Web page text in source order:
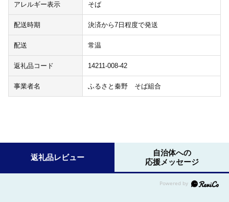
アレルギー表示 そば
配送時期 決済から7日程度で発送
配送 常温
返礼品コード 14211-008-42
事業者名 ふるさと秦野 そば組合
返礼品レビュー
自治体への
応援メッセージ